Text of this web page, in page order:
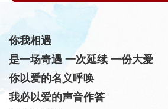
你我相遇
是一场奇遇 一次延续 一份大爱
你以爱的名义呼唤
我必以爱的声音作答